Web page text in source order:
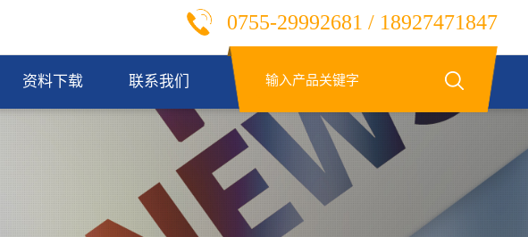
0755-29992681 / 18927471847
资料下载 联系我们